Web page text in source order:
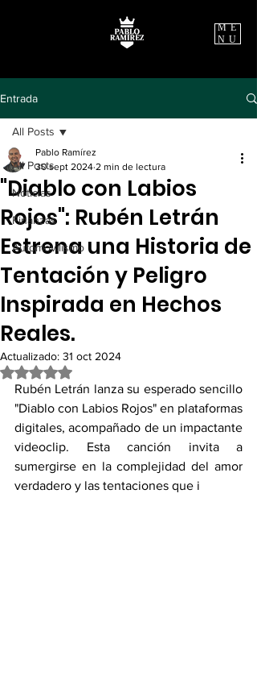
ME
NU
Entrada
All Posts
Noticias
Finanzas
Automovilismo
All Posts
"Diablo con Labios
Rojos": Rubén Letrán
Estrena una Historia de
Tentación y Peligro
Inspirada en Hechos
Reales.
Pablo Ramírez
30 sept 2024 2 min de lectura
Actualizado: 31 oct 2024
Obtuvo NaN de 5 estrellas.
Rubén Letrán lanza su esperado sencillo
"Diablo con Labios Rojos" en plataformas
digitales, acompañado de un impactante
videoclip. Esta canción invita a
sumergirse en la complejidad del amor
verdadero y las tentaciones que i